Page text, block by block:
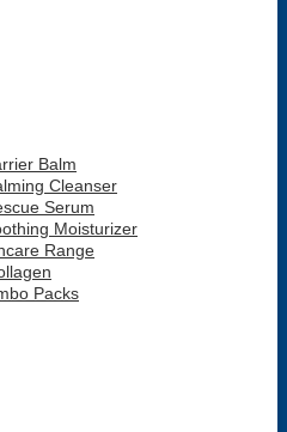
Balm
Cleanser
Serum
Moisturizer
Range
Packs